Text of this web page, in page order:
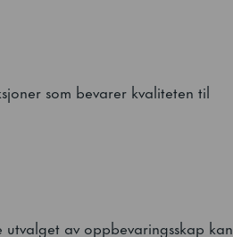
som bevarer kvaliteten til
av oppbevaringsskap kan